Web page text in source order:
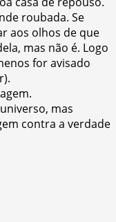
roubada. Se
aos olhos de que
mas não é. Logo
for avisado
mas
contra a verdade